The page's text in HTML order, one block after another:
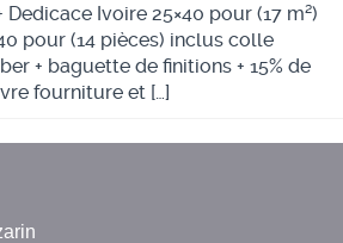
Dedicace Ivoire 25×40 pour (17 m²)
pour (14 pièces) inclus colle
+ baguette de finitions + 15% de
fourniture et […]